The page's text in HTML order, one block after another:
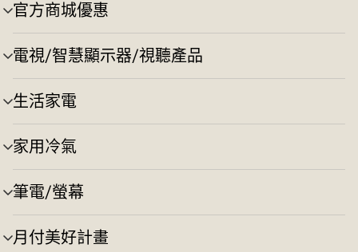
官方商城優惠
選
單
切
換
電視/智慧顯示器/視聽產品
選
單
切
換
生活家電
選
單
切
換
家用冷氣
選
單
切
換
筆電/螢幕
選
單
切
換
月付美好計畫
選